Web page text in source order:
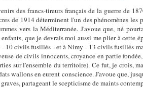
des francs-tireurs français de la guerre de
de 1914 déterminent l'un des phénomènes
vers la Méditerranée. J'avoue que, né
que je devrais moi aussi me plier à
- 10 civils fusillés - et à Nimy - 13 civils fusillés
de civils innocents, croyance en partie
sur l'ensemble du territoire). Ce fut, je crois,
wallons en eurent conscience. J'avoue que,
partageant le scepticisme de maints